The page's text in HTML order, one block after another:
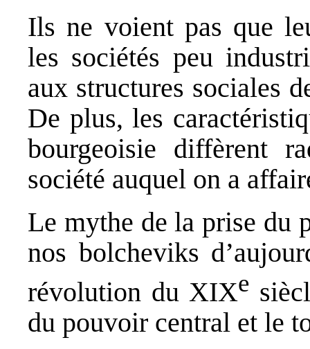
Ils ne voient pas que
les sociétés peu
aux structures sociales
De plus, les
bourgeoisie diffèrent
société auquel on a
Le mythe de la prise du
nos bolcheviks
révolution du XIXe
du pouvoir central et le